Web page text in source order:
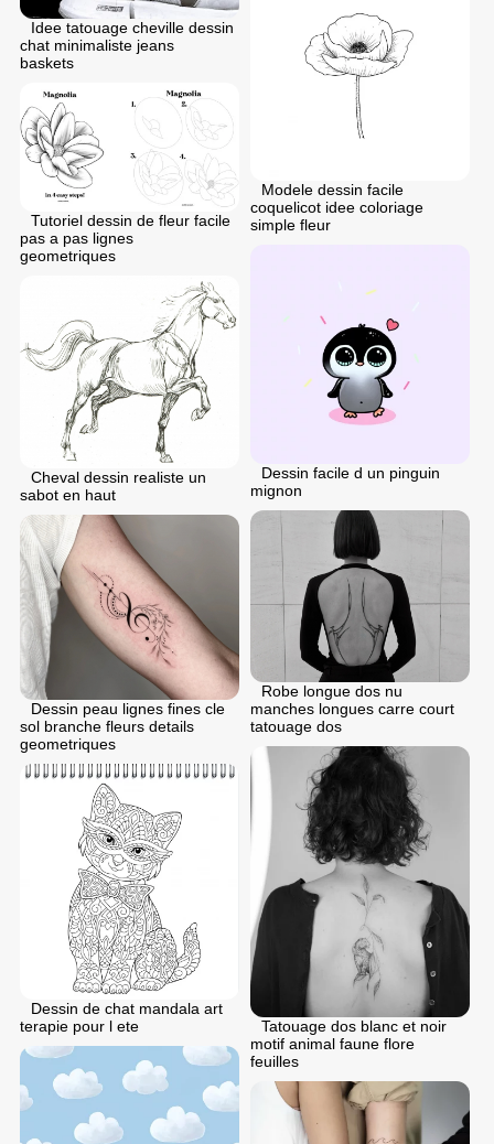
Idee tatouage cheville dessin
chat minimaliste jeans
baskets
Modele dessin facile
coquelicot idee coloriage
simple fleur
Tutoriel dessin de fleur facile
pas a pas lignes
geometriques
Dessin facile d un pinguin
mignon
Cheval dessin realiste un
sabot en haut
Robe longue dos nu
manches longues carre court
tatouage dos
Dessin peau lignes fines cle
sol branche fleurs details
geometriques
Tatouage dos blanc et noir
motif animal faune flore
feuilles
Dessin de chat mandala art
terapie pour l ete